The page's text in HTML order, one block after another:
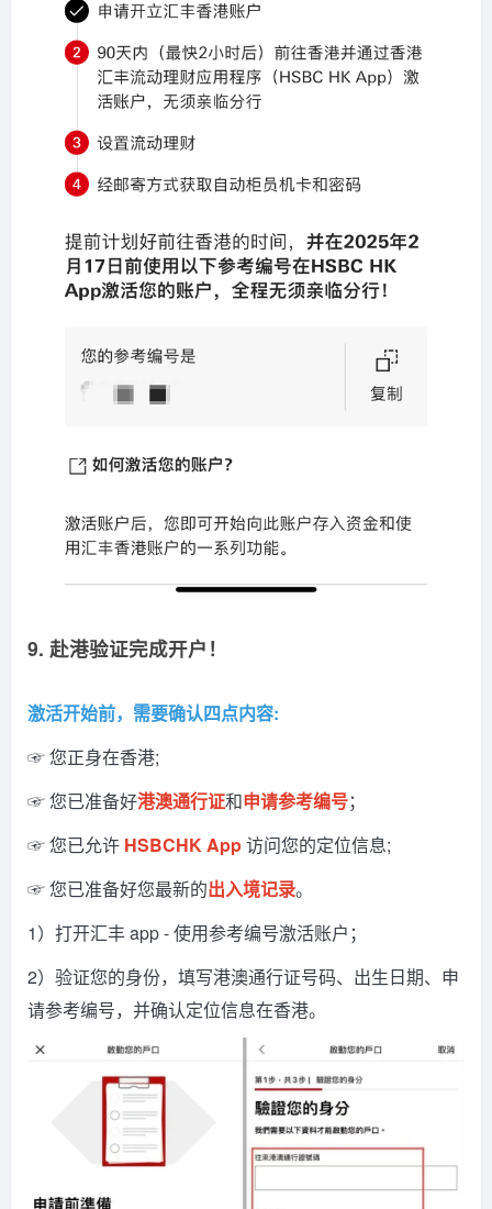
9. 赴港验证完成开户！
激活开始前，需要确认四点内容:
☞ 您正身在香港;
☞ 您已准备好港澳通行证和申请参考编号；
☞ 您已允许 HSBCHK App访问您的定位信息;
☞ 您已准备好您最新的出入境记录。
1）打开汇丰 app - 使用参考编号激活账户；
2）验证您的身份，填写港澳通行证号码、出生日期、申
请参考编号，并确认定位信息在香港。